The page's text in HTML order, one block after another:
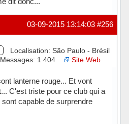
#256
03-09-2015 13:14:03
Localisation: São Paulo - Brésil
Messages: 1 404 Site Web
lanterne rouge... Et vont
C'est triste pour ce club qui a
capable de surprendre